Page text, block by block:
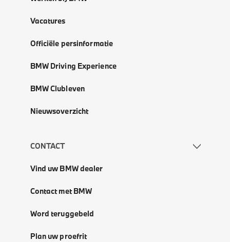
Vacatures
Officiële persinformatie
BMW Driving Experience
BMW Clubleven
Nieuwsoverzicht
CONTACT
Vind uw BMW dealer
Contact met BMW
Word teruggebeld
Plan uw proefrit